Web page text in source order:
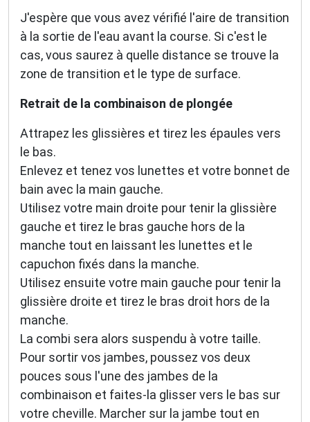
J'espère que vous avez vérifié l'aire de transition
à la sortie de l'eau avant la course. Si c'est le
cas, vous saurez à quelle distance se trouve la
zone de transition et le type de surface.
Retrait de la combinaison de plongée
Attrapez les glissières et tirez les épaules vers
le bas.
Enlevez et tenez vos lunettes et votre bonnet de
bain avec la main gauche.
Utilisez votre main droite pour tenir la glissière
gauche et tirez le bras gauche hors de la
manche tout en laissant les lunettes et le
capuchon fixés dans la manche.
Utilisez ensuite votre main gauche pour tenir la
glissière droite et tirez le bras droit hors de la
manche.
La combi sera alors suspendu à votre taille.
Pour sortir vos jambes, poussez vos deux
pouces sous l'une des jambes de la
combinaison et faites-la glisser vers le bas sur
votre cheville. Marcher sur la jambe tout en